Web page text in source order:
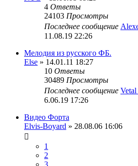
4 Ответы
24103 Просмотры
Последнее сообщение
11.08.19 22:26
Мелодия из русского ФБ.
Else » 14.01.11 18:27
10 Ответы
30489 Просмотры
Последнее сообщение Vetal
6.06.19 17:26
Видео Форта
Elvis-Boyard » 28.08.06 16:06
1
2
3